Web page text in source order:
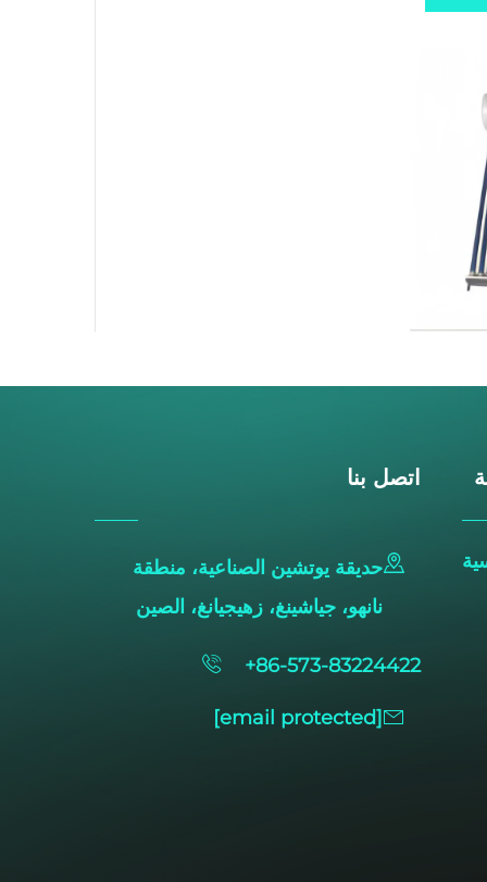
اتصل بنا
حديقة يوتشين الصناعية، منطقة
نانهو، جياشينغ، زهيجيانغ، الصين
+86-573-83224422
[email protected]